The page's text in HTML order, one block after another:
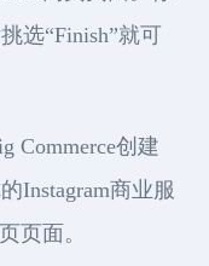
选“Finish”就可
Commerce创建
Instagram商业服
页面。